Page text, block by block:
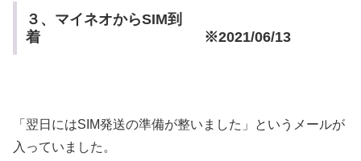
３、マイネオからSIM到
着 ※2021/06/13
「翌日にはSIM発送の準備が整いました」というメールが
入っていました。